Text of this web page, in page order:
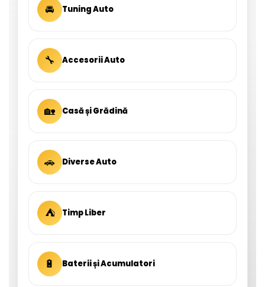
🚘 Tuning Auto
🔧 Accesorii Auto
🏡 Casă și Grădină
🚗 Diverse Auto
⛺ Timp Liber
🔋 Baterii și Acumulatori